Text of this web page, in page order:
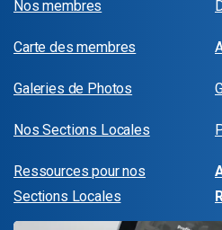
Nos membres
Carte des membres
Galeries de Photos
Nos Sections Locales
Ressources pour nos
Sections Locales